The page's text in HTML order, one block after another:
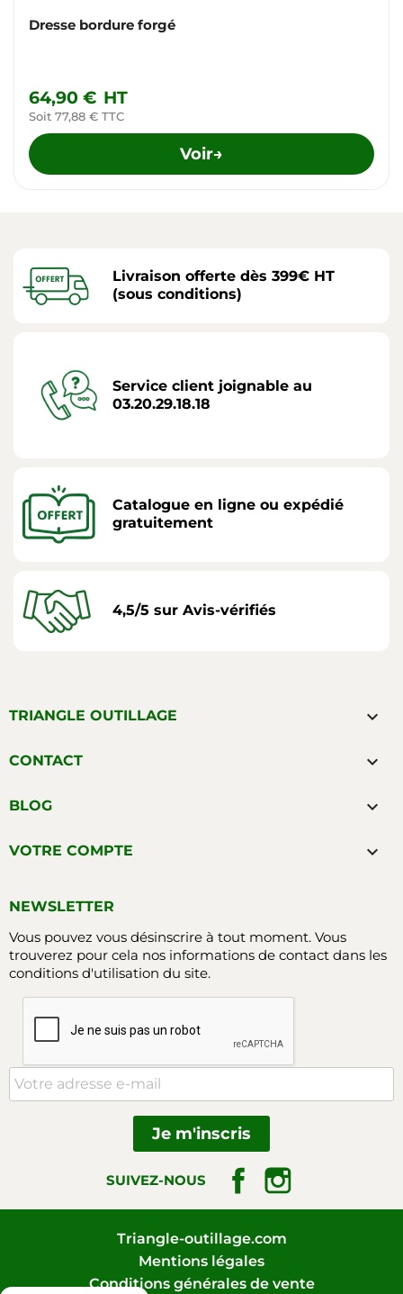
Dresse bordure forgé
64,90 € HT
Soit 77,88 € TTC
Voir→
Livraison offerte dès 399€ HT
(sous conditions)
Service client joignable au
03.20.29.18.18
Catalogue en ligne ou expédié
gratuitement
4,5/5 sur Avis-vérifiés
TRIANGLE OUTILLAGE 
CONTACT 
BLOG 
VOTRE COMPTE 
NEWSLETTER
Vous pouvez vous désinscrire à tout moment. Vous
trouverez pour cela nos informations de contact dans les
conditions d'utilisation du site.
SUIVEZ-NOUS Facebook
Triangle-outillage.com
Mentions légales
Conditions générales de vente